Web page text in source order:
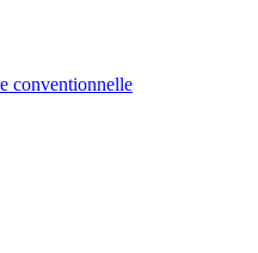
conventionnelle